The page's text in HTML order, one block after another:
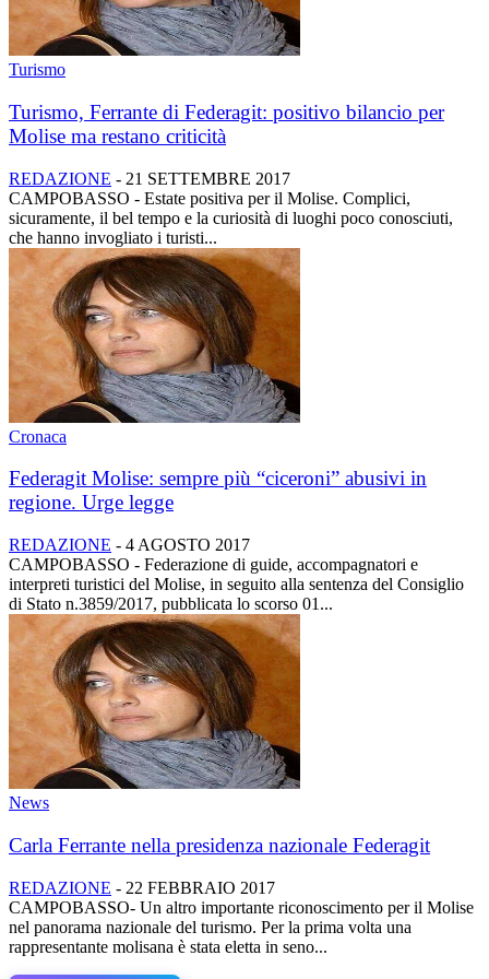
Turismo
Turismo, Ferrante di Federagit: positivo bilancio per
Molise ma restano criticità
REDAZIONE - 21 SETTEMBRE 2017
CAMPOBASSO - Estate positiva per il Molise. Complici,
sicuramente, il bel tempo e la curiosità di luoghi poco conosciuti,
che hanno invogliato i turisti...
Cronaca
Federagit Molise: sempre più “ciceroni” abusivi in
regione. Urge legge
REDAZIONE - 4 AGOSTO 2017
CAMPOBASSO - Federazione di guide, accompagnatori e
interpreti turistici del Molise, in seguito alla sentenza del Consiglio
di Stato n.3859/2017, pubblicata lo scorso 01...
News
Carla Ferrante nella presidenza nazionale Federagit
REDAZIONE - 22 FEBBRAIO 2017
CAMPOBASSO- Un altro importante riconoscimento per il Molise
nel panorama nazionale del turismo. Per la prima volta una
rappresentante molisana è stata eletta in seno...